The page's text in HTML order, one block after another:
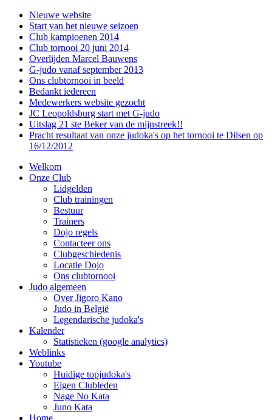
Nieuwe website
Start van het nieuwe seizoen
Club kampioenen 2014
Club tornooi 20 juni 2014
Overlijden Marcel Bauwens
G-judo vanaf september 2013
Ons clubtornooi in beeld
Bedankt iedereen
Medewerkers website gezocht
JC Leopoldsburg start met G-judo
Uitslag 21 ste Beker van de mijnstreek!!
Pracht resultaat van onze judoka's op het tornooi te Dilsen op
16/12/2012
Welkom
Onze Club
Lidgelden
Club trainingen
Bestuur
Trainers
Dojo regels
Contacteer ons
Clubgeschiedenis
Locatie Dojo
Ons clubtornooi
Judo algemeen
Over Jigoro Kano
Judo in België
Legendarische judoka's
Kalender
Statistieken (google analytics)
Weblinks
Youtube
Huidige topjudoka's
Eigen Clubleden
Nage No Kata
Juno Kata
Home